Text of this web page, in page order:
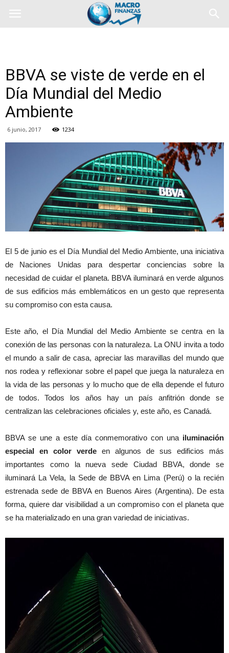
BBVA se viste de verde en el
Día Mundial del Medio
Ambiente
6 junio, 2017 1234
El 5 de junio es el Día Mundial del Medio Ambiente, una iniciativa
de Naciones Unidas para despertar conciencias sobre la
necesidad de cuidar el planeta. BBVA iluminará en verde algunos
de sus edificios más emblemáticos en un gesto que representa
su compromiso con esta causa.
Este año, el Día Mundial del Medio Ambiente se centra en la
conexión de las personas con la naturaleza. La ONU invita a todo
el mundo a salir de casa, apreciar las maravillas del mundo que
nos rodea y reflexionar sobre el papel que juega la naturaleza en
la vida de las personas y lo mucho que de ella depende el futuro
de todos. Todos los años hay un país anfitrión donde se
centralizan las celebraciones oficiales y, este año, es Canadá.
BBVA se une a este día conmemorativo con una iluminación
especial en color verde en algunos de sus edificios más
importantes como la nueva sede Ciudad BBVA, donde se
iluminará La Vela, la Sede de BBVA en Lima (Perú) o la recién
estrenada sede de BBVA en Buenos Aires (Argentina). De esta
forma, quiere dar visibilidad a un compromiso con el planeta que
se ha materializado en una gran variedad de iniciativas.